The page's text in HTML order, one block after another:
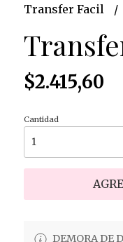
Transfer Facil
$2.415,60
Cantidad
DEMORA DE